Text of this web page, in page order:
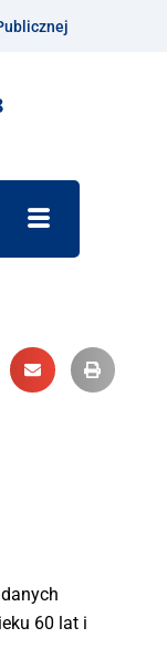
60 lat i